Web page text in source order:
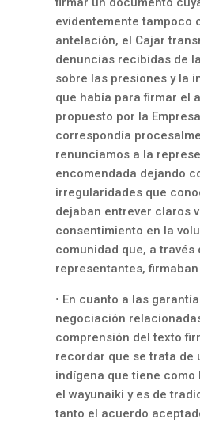
evidentemente tampoco
antelación, el Cajar
denuncias recibidas de
sobre las presiones y la
que había para firmar el
propuesto por la
correspondía
renunciamos a la
encomendada dejando
irregularidades que
dejaban entrever claros
consentimiento en la
comunidad que, a través
representantes,
• En cuanto a las
negociación
comprensión del texto
recordar que se trata de
indígena que tiene como
el wayunaiki y es de
tanto el acuerdo